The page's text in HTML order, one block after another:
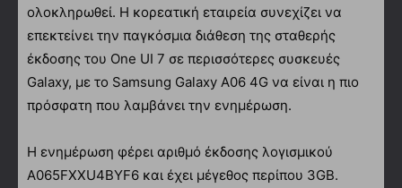
ολοκληρωθεί. Η κορεατική εταιρεία συνεχίζει να
επεκτείνει την παγκόσμια διάθεση της σταθερής
έκδοσης του One UI 7 σε περισσότερες συσκευές
Galaxy, με το Samsung Galaxy A06 4G να είναι η πιο
πρόσφατη που λαμβάνει την ενημέρωση.
Η ενημέρωση φέρει αριθμό έκδοσης λογισμικού
A065FXXU4BYF6 και έχει μέγεθος περίπου 3GB.